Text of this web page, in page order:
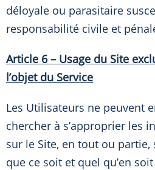
déloyale ou parasitaire
responsabilité civile et
Article 6 – Usage du Site
l’objet du Service
Les Utilisateurs ne peuvent
chercher à s’approprier les
sur le Site, en tout ou
que ce soit et quel qu’en soit